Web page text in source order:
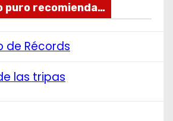
puro recomienda…
de Récords
las tripas